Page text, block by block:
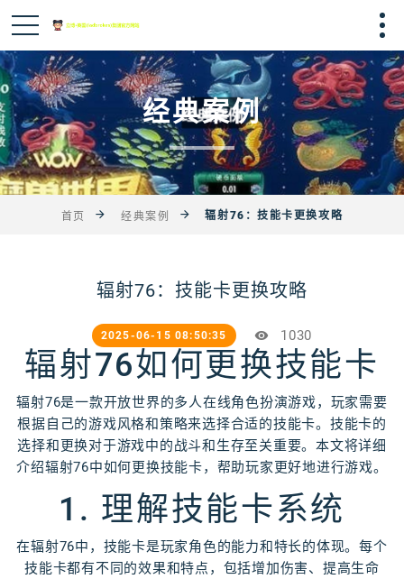
经典案例
首页 经典案例 辐射76：技能卡更换攻略
辐射76：技能卡更换攻略
2025-06-15 08:50:35 1030
辐射76如何更换技能卡
辐射76是一款开放世界的多人在线角色扮演游戏，玩家需要
根据自己的游戏风格和策略来选择合适的技能卡。技能卡的
选择和更换对于游戏中的战斗和生存至关重要。本文将详细
介绍辐射76中如何更换技能卡，帮助玩家更好地进行游戏。
1. 理解技能卡系统
在辐射76中，技能卡是玩家角色的能力和特长的体现。每个
技能卡都有不同的效果和特点，包括增加伤害、提高生命